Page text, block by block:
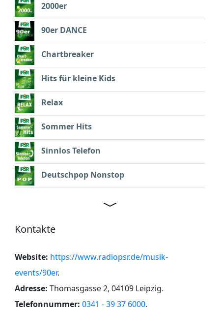
2000er
90er DANCE
Chartbreaker
Hits für kleine Kids
Relax
Sommer Hits
Sinnlos Telefon
Deutschpop Nonstop
Kontakte
Website: https://www.radiopsr.de/musik-
events/90er.
Adresse: Thomasgasse 2, 04109 Leipzig.
Telefonnummer: 0341 - 39 37 6000.